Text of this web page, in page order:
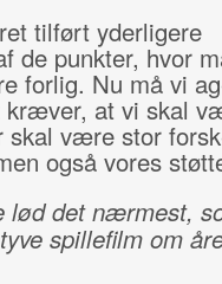
tilført yderligere
de punkter, hvor
forlig. Nu må vi
kræver, at vi skal
være stor
også vores
lød det nærmest,
spillefilm om